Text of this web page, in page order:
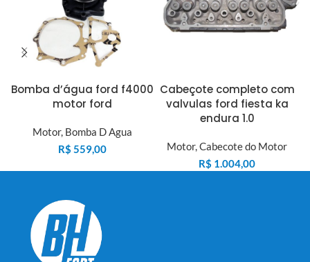
Bomba d’água ford f4000
motor ford
Motor, Bomba D Agua
R$ 559,00
Cabeçote completo com
valvulas ford fiesta ka
endura 1.0
Motor,Cabecote do Motor
R$ 1.004,00